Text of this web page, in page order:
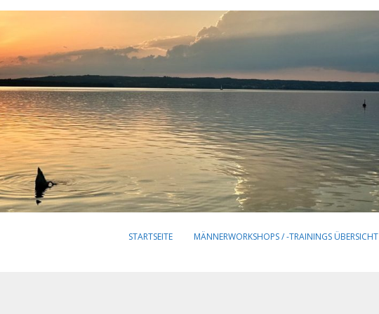
STARTSEITE MÄNNERWORKSHOPS / -TRAININGS ÜBERSICHT